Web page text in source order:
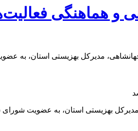
و هماهنگی
مدیرکل بهزیستی استان، به
بهزیستی استان، به عضویت شورای